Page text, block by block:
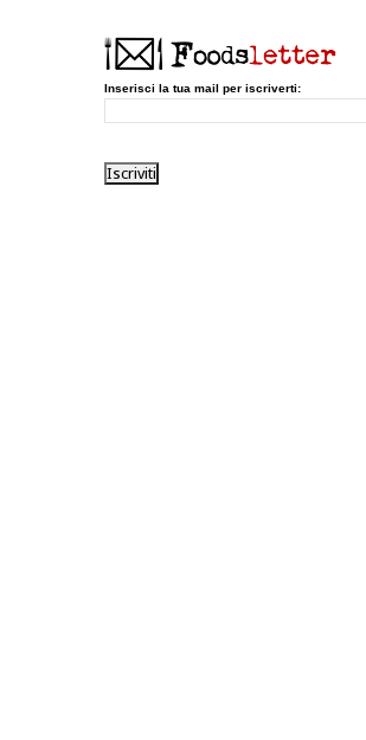
Inserisci la tua mail per iscriverti: